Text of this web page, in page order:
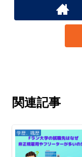
関連記事
学歴、職歴